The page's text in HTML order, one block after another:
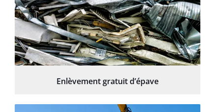
Enlèvement gratuit d’épave